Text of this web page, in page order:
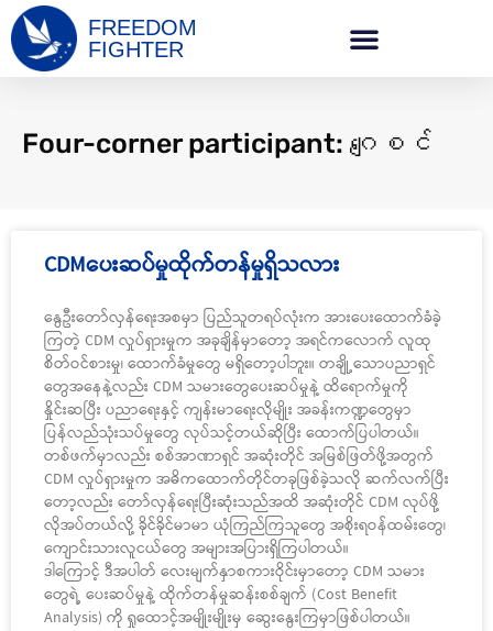
FREEDOM
FIGHTER
Four-corner participant: ဂျေစင်
CDMပေးဆပ်မှုထိုက်တန်မှုရှိသလား
နွေဦးတော်လှန်ရေးအစမှာ ပြည်သူတရပ်လုံးက အားပေးထောက်ခံခဲ့
ကြတဲ့ CDM လှုပ်ရှားမှုက အခုချိန်မှာတော့ အရင်ကလောက် လူထု
စိတ်ဝင်စားမှု၊ ထောက်ခံမှုတွေ မရှိတော့ပါဘူး။ တချို့သောပညာရှင်
တွေအနေနဲ့လည်း CDM သမားတွေပေးဆပ်မှုနဲ့ ထိရောက်မှုကို
နှိုင်းဆပြီး ပညာရေးနှင့် ကျန်းမာရေးလိုမျိုး အခန်းကဏ္ဍတွေမှာ
ပြန်လည်သုံးသပ်မှုတွေ လုပ်သင့်တယ်ဆိုပြီး ထောက်ပြပါတယ်။
တစ်ဖက်မှာလည်း စစ်အာဏာရှင် အဆုံးတိုင် အမြစ်ဖြတ်ဖို့အတွက်
CDM လှုပ်ရှားမှုက အဓိကထောက်တိုင်တခုဖြစ်ခဲ့သလို ဆက်လက်ပြီး
တော့လည်း တော်လှန်ရေးပြီးဆုံးသည်အထိ အဆုံးတိုင် CDM လုပ်ဖို့
လိုအပ်တယ်လို့ ခိုင်ခိုင်မာမာ ယုံကြည်ကြသူတွေ အစိုးရဝန်ထမ်းတွေ၊
ကျောင်းသားလူငယ်တွေ အများအပြားရှိကြပါတယ်။
ဒါကြောင့် ဒီအပါတ် လေးမျက်နှာစကားဝိုင်းမှာတော့ CDM သမား
တွေရဲ့ ပေးဆပ်မှုနဲ့ ထိုက်တန်မှုဆန်းစစ်ချက် (Cost Benefit
Analysis) ကို ရှုထောင့်အမျိုးမျိုးမှ ဆွေးနွေးကြမှာဖြစ်ပါတယ်။